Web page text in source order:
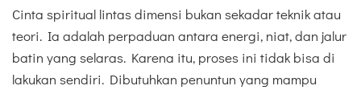
Cinta spiritual lintas dimensi bukan sekadar teknik atau
teori. Ia adalah perpaduan antara energi, niat, dan jalur
batin yang selaras. Karena itu, proses ini tidak bisa di
lakukan sendiri. Dibutuhkan penuntun yang mampu